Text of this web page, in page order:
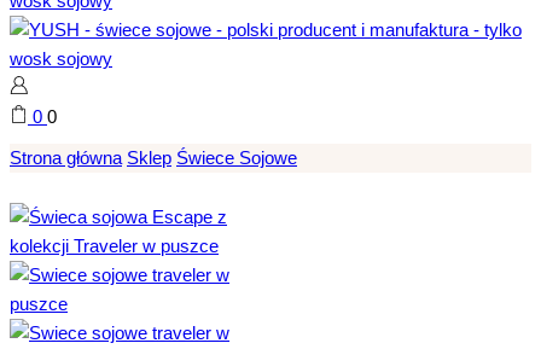
0 0
Strona główna Sklep Świece Sojowe